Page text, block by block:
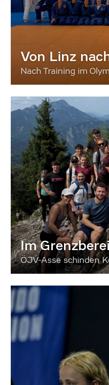
Von Linz
Nach Training im
Im
ÖJV-Asse schinden